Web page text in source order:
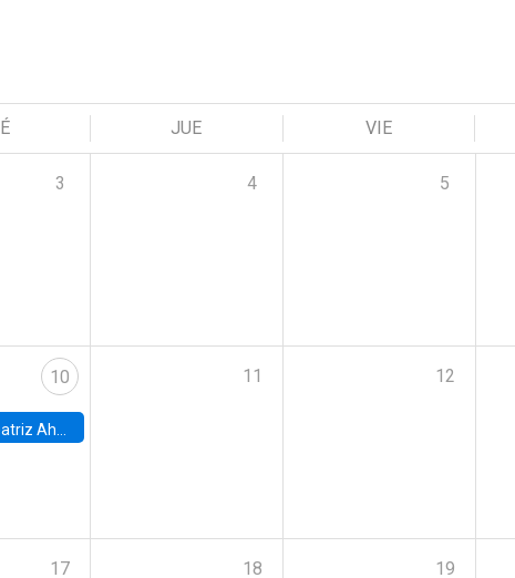
JUE VIE
3 4 5
10
PhD candidate, Universidad de Pittsburgh
11 12
17 18 19